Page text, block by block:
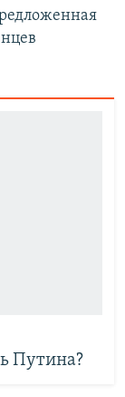
Путина?